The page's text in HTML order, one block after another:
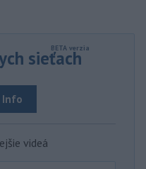
sieťach
Info
videá